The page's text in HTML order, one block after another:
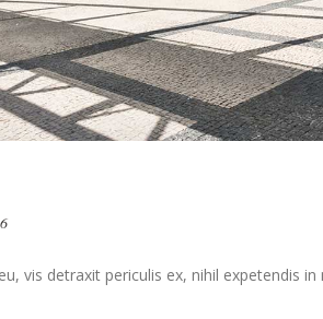
vis detraxit periculis ex, nihil expetendis